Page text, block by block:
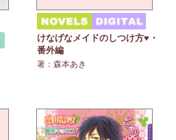
けなげなメイドのしつけ方♥・
番外編
著：森本あき